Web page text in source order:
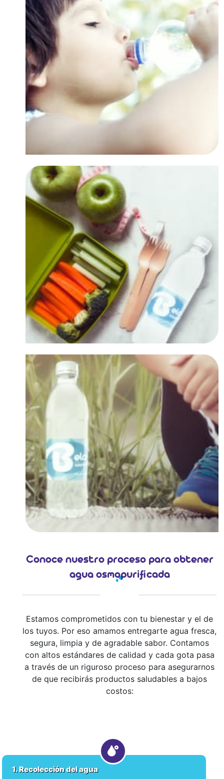
Conoce nuestro proceso para obtener
agua osmopurificada
Estamos comprometidos con tu bienestar y el de
los tuyos. Por eso amamos entregarte agua fresca,
segura, limpia y de agradable sabor. Contamos
con altos estándares de calidad y cada gota pasa
a través de un riguroso proceso para asegurarnos
de que recibirás productos saludables a bajos
costos:
1. Recolección del agua